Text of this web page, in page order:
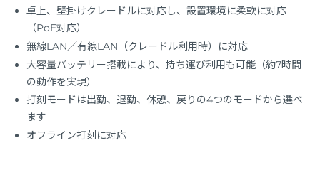
卓上、壁掛けクレードルに対応し、設置環境に柔軟に対応
（PoE対応）
無線LAN／有線LAN（クレードル利用時）に対応
大容量バッテリー搭載により、持ち運び利用も可能（約7時間
の動作を実現）
打刻モードは出勤、退勤、休憩、戻りの4つのモードから選べ
ます
オフライン打刻に対応